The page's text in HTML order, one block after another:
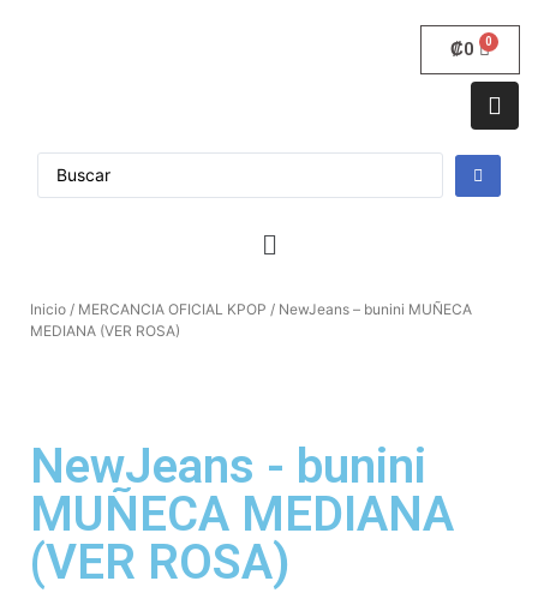
₡0
Inicio / MERCANCIA OFICIAL KPOP / NewJeans – bunini MUÑECA
MEDIANA (VER ROSA)
NewJeans - bunini
MUÑECA MEDIANA
(VER ROSA)